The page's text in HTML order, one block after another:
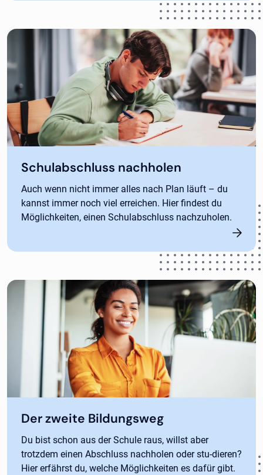
Schulabschluss nachholen
Auch wenn nicht immer alles nach Plan läuft – du
kannst immer noch viel erreichen. Hier findest du
Möglichkeiten, einen Schulabschluss nachzuholen.
Der zweite Bildungsweg
Du bist schon aus der Schule raus, willst aber
trotzdem einen Abschluss nachholen oder stu-dieren?
Hier erfährst du, welche Möglichkeiten es dafür gibt.